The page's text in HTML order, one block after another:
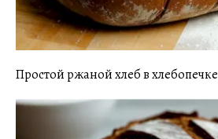
Простой ржаной хлеб в хлебопечке